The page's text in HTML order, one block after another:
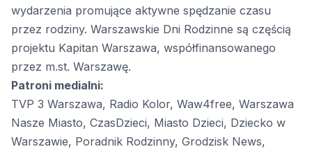
wydarzenia promujące aktywne spędzanie czasu
przez rodziny. Warszawskie Dni Rodzinne są częścią
projektu Kapitan Warszawa, współfinansowanego
przez m.st. Warszawę.
Patroni medialni:
TVP 3 Warszawa, Radio Kolor, Waw4free, Warszawa
Nasze Miasto, CzasDzieci, Miasto Dzieci, Dziecko w
Warszawie, Poradnik Rodzinny, Grodzisk News,